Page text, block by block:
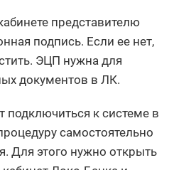
представителю
подпись. Если ее нет,
ЭЦП нужна для
документов в ЛК.
подключиться к системе в
самостоятельно
Для этого нужно открыть